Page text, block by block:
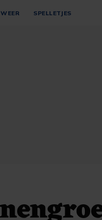
SPELLETJES